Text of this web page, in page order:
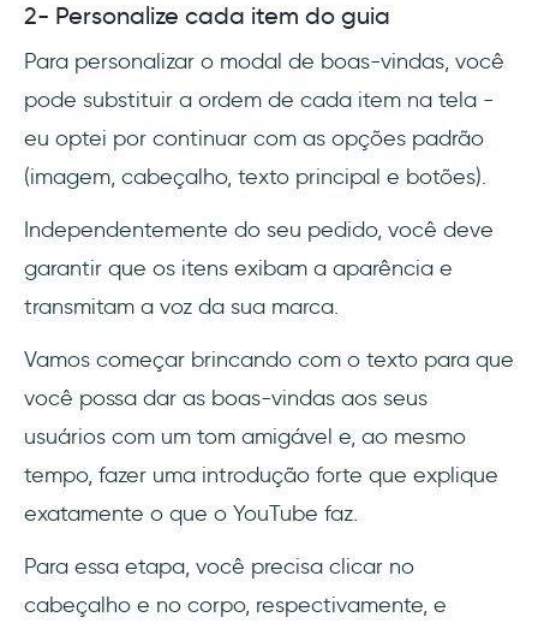
2- Personalize cada item do guia
Para personalizar o modal de boas-vindas, você
pode substituir a ordem de cada item na tela -
eu optei por continuar com as opções padrão
(imagem, cabeçalho, texto principal e botões).
Independentemente do seu pedido, você deve
garantir que os itens exibam a aparência e
transmitam a voz da sua marca.
Vamos começar brincando com o texto para que
você possa dar as boas-vindas aos seus
usuários com um tom amigável e, ao mesmo
tempo, fazer uma introdução forte que explique
exatamente o que o YouTube faz.
Para essa etapa, você precisa clicar no
cabeçalho e no corpo, respectivamente, e